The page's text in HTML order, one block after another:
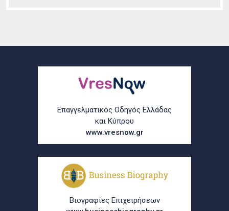
Επαγγελματικός Οδηγός Ελλάδας
και Κύπρου
www.vresnow.gr
Βιογραφίες Επιχειρήσεων